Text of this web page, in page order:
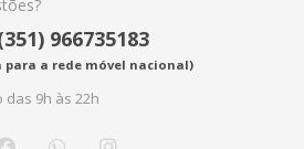
966735183
para a rede móvel nacional)
9h às 22h